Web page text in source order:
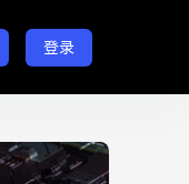
登录